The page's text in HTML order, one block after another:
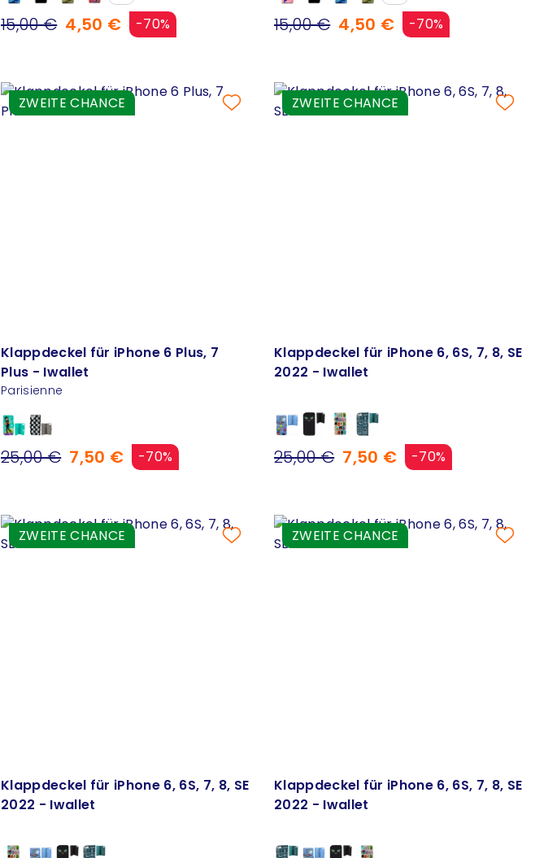
15,00 € 4,50 € -70% 15,00 € 4,50 € -70%
ZWEITE CHANCE
Klappdeckel für iPhone 6 Plus, 7
Plus - Iwallet
Parisienne
25,00 € 7,50 € -70%
ZWEITE CHANCE
Klappdeckel für iPhone 6, 6S, 7, 8, SE
2022 - Iwallet
25,00 € 7,50 € -70%
ZWEITE CHANCE
Klappdeckel für iPhone 6, 6S, 7, 8, SE
2022 - Iwallet
ZWEITE CHANCE
Klappdeckel für iPhone 6, 6S, 7, 8, SE
2022 - Iwallet